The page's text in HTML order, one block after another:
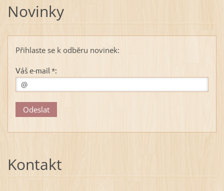
Novinky
Přihlaste se k odběru novinek:
Váš e-mail *:
Kontakt